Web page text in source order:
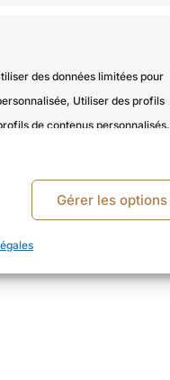
des données limitées pour
Utiliser des profils
de contenus personnalisés,
Développer et améliorer les
et réparer
Gérer les options